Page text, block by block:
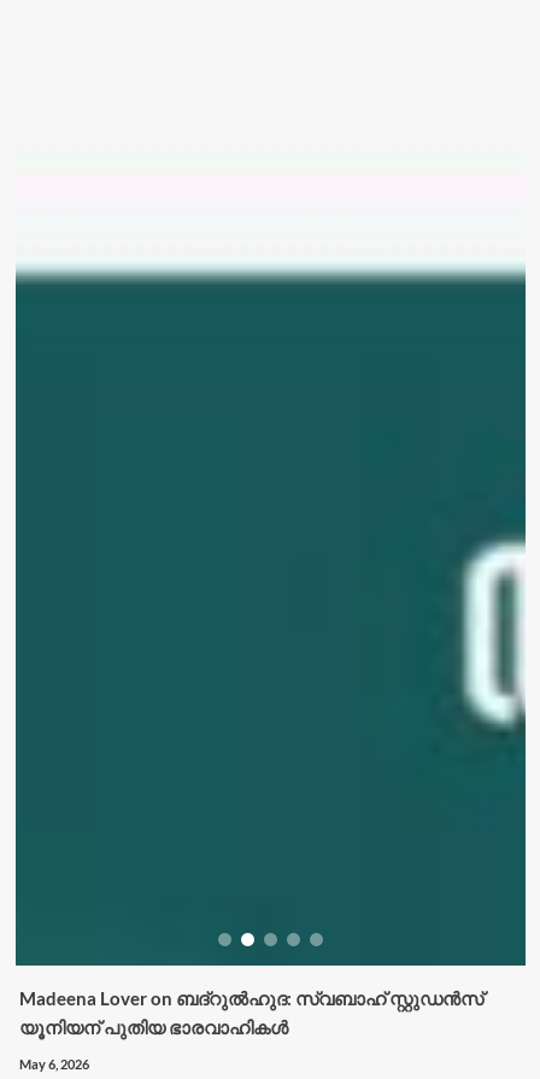
Madeena Loveron ബദ്റുൽഹുദ: സ്വബാഹ് സ്റ്റുഡൻസ്
യൂനിയന് പുതിയ ഭാരവാഹികൾ
May 6, 2026